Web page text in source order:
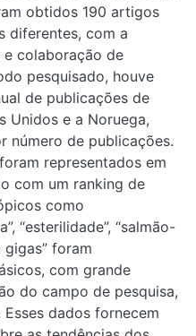
de diversos
houve uma taxa de
de 7,36%. O Canadá, os
os países com o maior
mais frequentes foram
de acordo com um
Tópicos como
“salmão-do-
foram classificados como
para a estruturação
desenvolvimento. Esses
sobre as
em organismos
estudos neste campo